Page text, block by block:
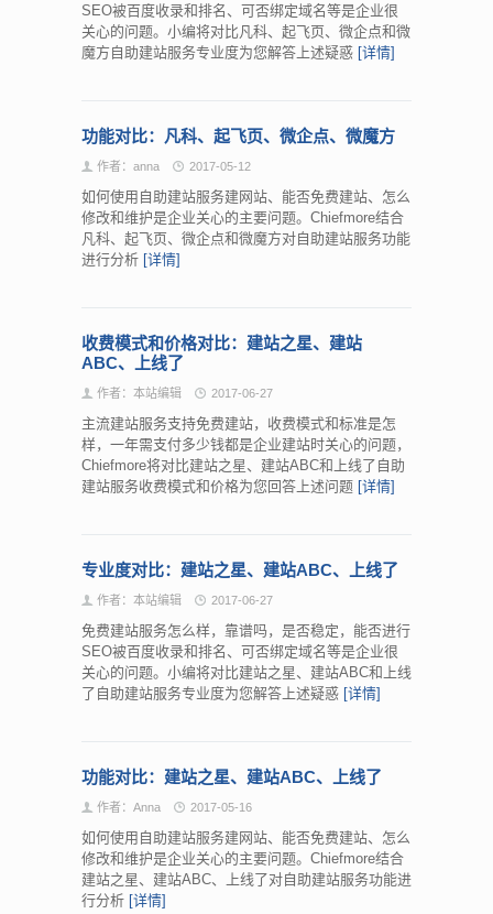
SEO被百度收录和排名、可否绑定域名等是企业很
关心的问题。小编将对比凡科、起飞页、微企点和微
魔方自助建站服务专业度为您解答上述疑惑 [详情]
功能对比：凡科、起飞页、微企点、微魔方
作者：anna 2017-05-12
如何使用自助建站服务建网站、能否免费建站、怎么
修改和维护是企业关心的主要问题。Chiefmore结合
凡科、起飞页、微企点和微魔方对自助建站服务功能
进行分析 [详情]
收费模式和价格对比：建站之星、建站
ABC、上线了
作者：本站编辑 2017-06-27
主流建站服务支持免费建站，收费模式和标准是怎
样，一年需支付多少钱都是企业建站时关心的问题，
Chiefmore将对比建站之星、建站ABC和上线了自助
建站服务收费模式和价格为您回答上述问题 [详情]
专业度对比：建站之星、建站ABC、上线了
作者：本站编辑 2017-06-27
免费建站服务怎么样，靠谱吗，是否稳定，能否进行
SEO被百度收录和排名、可否绑定域名等是企业很
关心的问题。小编将对比建站之星、建站ABC和上线
了自助建站服务专业度为您解答上述疑惑 [详情]
功能对比：建站之星、建站ABC、上线了
作者：Anna 2017-05-16
如何使用自助建站服务建网站、能否免费建站、怎么
修改和维护是企业关心的主要问题。Chiefmore结合
建站之星、建站ABC、上线了对自助建站服务功能进
行分析 [详情]